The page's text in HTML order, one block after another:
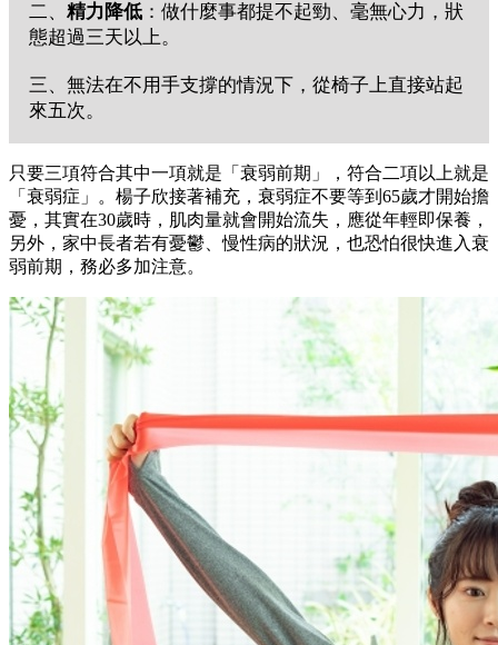
二、 精力降低 ：做什麼事都提不起勁、毫無心力，狀
態超過三天以上。
三、無法在不用手支撐的情況下，從椅子上直接站起
來五次。
只要三項符合其中一項就是「衰弱前期」，符合二項以上就是
「衰弱症」。楊子欣接著補充，衰弱症不要等到65歲才開始擔
憂，其實在30歲時，肌肉量就會開始流失，應從年輕即保養，
另外，家中長者若有憂鬱、慢性病的狀況，也恐怕很快進入衰
弱前期，務必多加注意。